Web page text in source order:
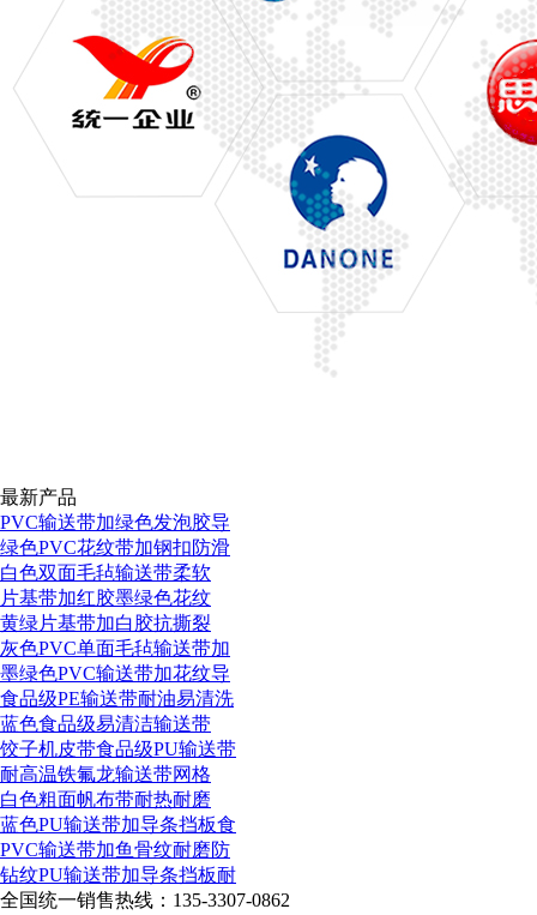
最新产品
PVC输送带加绿色发泡胶导
绿色PVC花纹带加钢扣防滑
白色双面毛毡输送带柔软
片基带加红胶墨绿色花纹
黄绿片基带加白胶抗撕裂
灰色PVC单面毛毡输送带加
墨绿色PVC输送带加花纹导
食品级PE输送带耐油易清洗
蓝色食品级易清洁输送带
饺子机皮带食品级PU输送带
耐高温铁氟龙输送带网格
白色粗面帆布带耐热耐磨
蓝色PU输送带加导条挡板食
PVC输送带加鱼骨纹耐磨防
钻纹PU输送带加导条挡板耐
全国统一销售热线： 135-3307-0862